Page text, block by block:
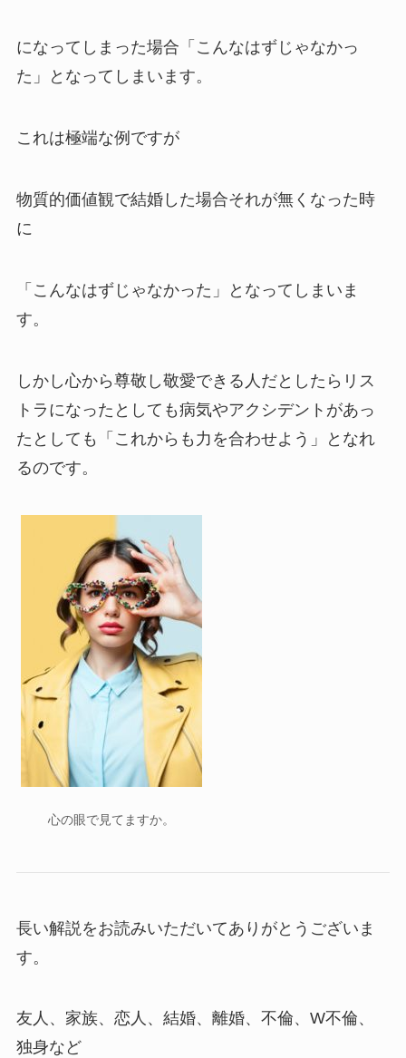
になってしまった場合「こんなはずじゃなかっ
た」となってしまいます。
これは極端な例ですが
物質的価値観で結婚した場合それが無くなった時
に
「こんなはずじゃなかった」となってしまいま
す。
しかし心から尊敬し敬愛できる人だとしたらリス
トラになったとしても病気やアクシデントがあっ
たとしても「これからも力を合わせよう」となれ
るのです。
心の眼で見てますか。
長い解説をお読みいただいてありがとうございま
す。
友人、家族、恋人、結婚、離婚、不倫、W不倫、
独身など